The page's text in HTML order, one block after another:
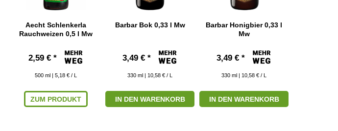
Aecht Schlenkerla
Rauchweizen 0,5 l Mw
2,59 € *
500 ml | 5,18 € / L
ZUM PRODUKT
Barbar Bok 0,33 l Mw
3,49 € *
330 ml | 10,58 € / L
IN DEN WARENKORB
Barbar Honigbier 0,33 l
Mw
3,49 € *
330 ml | 10,58 € / L
IN DEN WARENKORB